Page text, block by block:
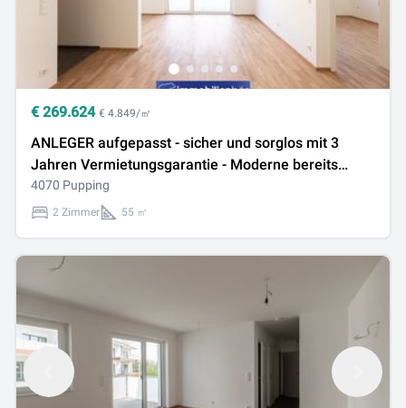
€ 269.624 € 4.849/㎡
ANLEGER aufgepasst - sicher und sorglos mit 3
Jahren Vermietungsgarantie - Moderne bereits
vermietete Eigentumswohnung - Top A15
4070 Pupping
2 Zimmer 55 ㎡